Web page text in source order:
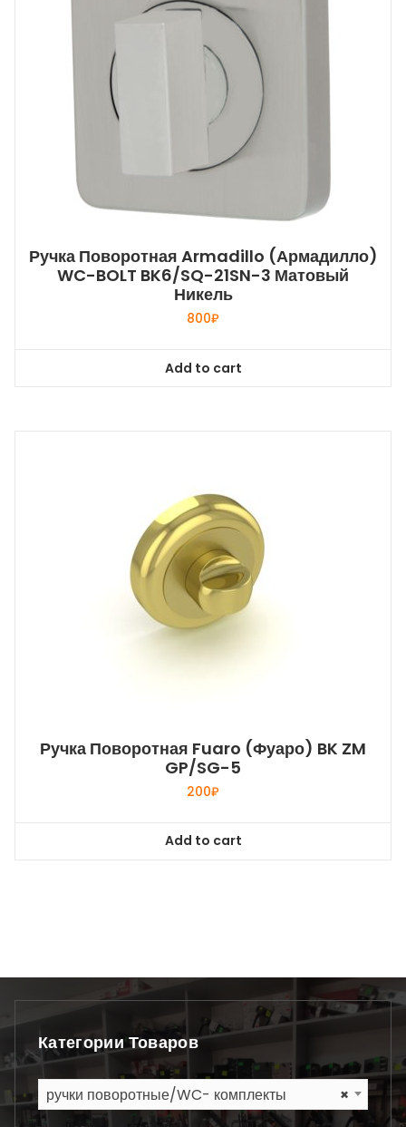
Ручка Поворотная Armadillo (Армадилло)
WC-BOLT BK6/SQ-21SN-3 Матовый
Никель
800₽
Add to cart
Ручка Поворотная Fuaro (Фуаро) BK ZM
GP/SG-5
200₽
Add to cart
Категории Товаров
×
ручки поворотные/WC- комплекты